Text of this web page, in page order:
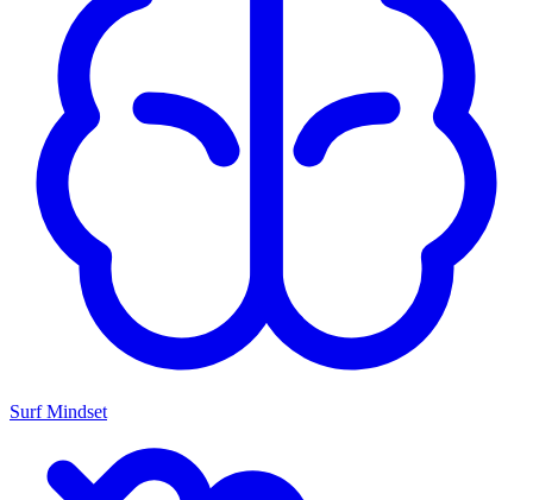
Surf Mindset